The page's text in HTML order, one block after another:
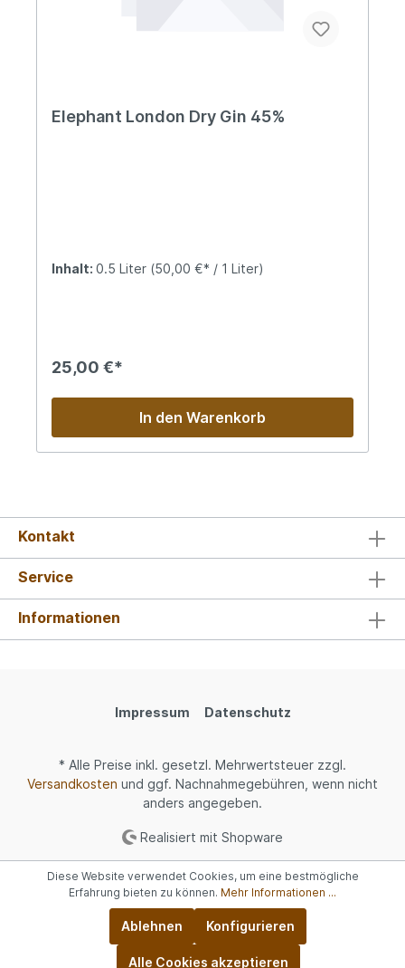
Elephant London Dry Gin 45%
Inhalt: 0.5 Liter (50,00 €* / 1 Liter)
25,00 €*
In den Warenkorb
Kontakt
Service
Informationen
Impressum Datenschutz
* Alle Preise inkl. gesetzl. Mehrwertsteuer zzgl.
Versandkosten und ggf. Nachnahmegebühren, wenn nicht
anders angegeben.
Realisiert mit Shopware
Diese Website verwendet Cookies, um eine bestmögliche
Erfahrung bieten zu können. Mehr Informationen ...
Ablehnen Konfigurieren
Alle Cookies akzeptieren